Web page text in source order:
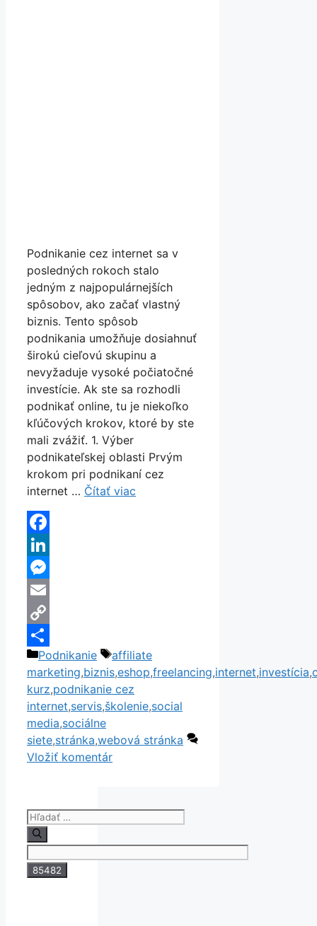
Podnikanie cez internet sa v
posledných rokoch stalo
jedným z najpopulárnejších
spôsobov, ako začať vlastný
biznis. Tento spôsob
podnikania umožňuje dosiahnuť
širokú cieľovú skupinu a
nevyžaduje vysoké počiatočné
investície. Ak ste sa rozhodli
podnikať online, tu je niekoľko
kľúčových krokov, ktoré by ste
mali zvážiť. 1. Výber
podnikateľskej oblasti Prvým
krokom pri podnikaní cez
internet … Čítať viac
Facebook
LinkedIn
Messenger
Email
Copy
Link
Share
Kategórie
Podnikanie Značky
affiliate
marketing,biznis,eshop,freelancing,internet,investícia,
kurz,podnikanie cez
internet,servis,školenie,social
media,sociálne
siete,stránka,webová stránka
Vložiť komentár
Hľadať: